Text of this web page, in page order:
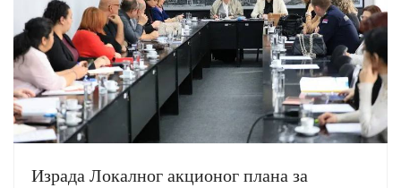
Израда Локалног акционог плана за